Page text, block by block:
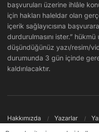
başvuruları üzerine ihlâle
için hakları haleldar olan
içerik sağlayıcısına
durdurulmasını ister.”
düşündüğünüz yazı/resim/
durumunda 3 gün içinde
kaldırılacaktır.
Hakkımızda Yazarlar